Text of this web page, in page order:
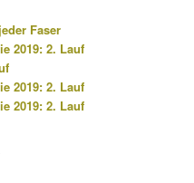
Faser
2019: 2. Lauf
2019: 2. Lauf
2019: 2. Lauf